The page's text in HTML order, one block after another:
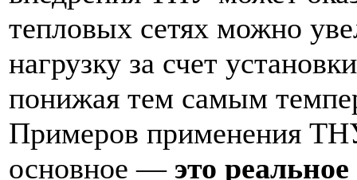
тепловых сетях можно
нагрузку за счет
понижая тем самым
Примеров применения
основное —это